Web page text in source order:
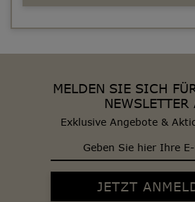
MELDEN SIE SICH
NEWSLETTER
Exklusive Angebote &